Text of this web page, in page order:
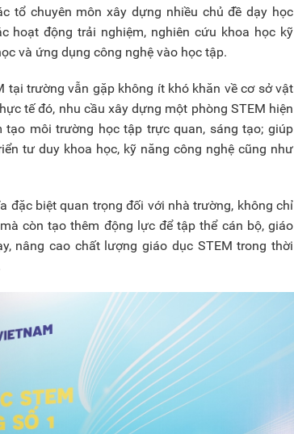
tổ chuyên môn xây dựng nhiều chủ đề dạy học
hoạt động trải nghiệm, nghiên cứu khoa học kỹ
và ứng dụng công nghệ vào học tập.
tại trường vẫn gặp không ít khó khăn về cơ sở vật
tế đó, nhu cầu xây dựng một phòng STEM hiện
môi trường học tập trực quan, sáng tạo; giúp
tư duy khoa học, kỹ năng công nghệ cũng như
đặc biệt quan trọng đối với nhà trường, không chỉ
còn tạo thêm động lực để tập thể cán bộ, giáo
nâng cao chất lượng giáo dục STEM trong thời